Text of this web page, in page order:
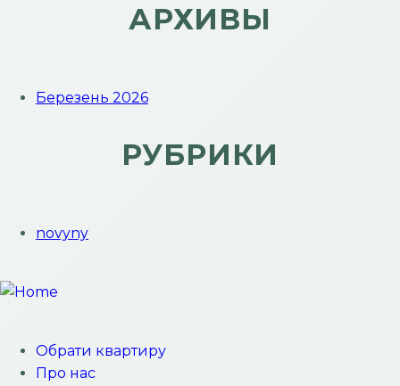
АРХИВЫ
Березень 2026
РУБРИКИ
novyny
Обрати квартиру
Про нас